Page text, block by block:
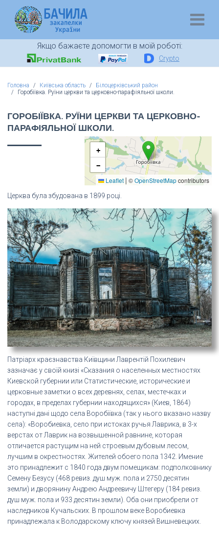
Якщо бажаєте допомогти в моїй роботі:
Crypto
Головна Київська область
Білоцерківський район
Горобіївка. Руїни церкви та церковно-парафіяльної школи.
ГОРОБІЇВКА. РУЇНИ ЦЕРКВИ ТА ЦЕРКОВНО-
ПАРАФІЯЛЬНОЇ ШКОЛИ.
+
−
Leaflet | ©OpenStreetMapcontributors
Церква була збудована в 1899 році.
Патріарх краєзнавства Київщини Лаврентій Похилевич
зазначає у своїй книзі «Сказания о населенных местностях
Киевской губернии или Статистические, исторические и
церковные заметки о всех деревнях, селах, местечках и
городах, в пределах губернии находящихся» (Киев, 1864)
наступні дані щодо села Воробіївка (так у нього вказано назву
села): «Воробиевка, село при истоках ручья Лаврика, в 3-х
верстах от Лаврик на возвышенной равнине, которая
отличается растущим на ней строевым дубовым лесом,
лучшим в окрестностях. Жителей обоего пола 1342. Имение
это принадлежит с 1840 года двум помещикам: подполковнику
Семену Безусу (468 ревиз. душ муж. пола и 2750 десятин
земли) и дворянину Андрею Андреевичу Штегеру (184 ревиз.
душ муж. пола и 933 десятин земли). Оба они приобрели от
наследников Кучальских. В прошлом веке Воробиевка
принадлежала к Володарскому ключу князей Вишневецких.